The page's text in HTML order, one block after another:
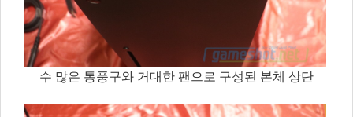
수 많은 통풍구와 거대한 팬으로 구성된 본체 상단